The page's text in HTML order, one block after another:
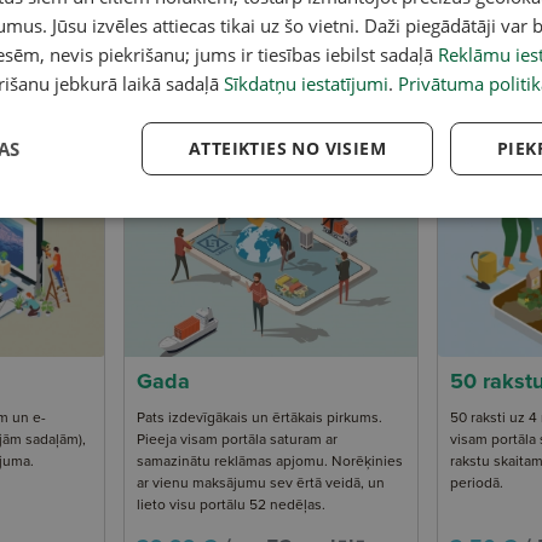
ticam, ka kvalitatīva un
ir būtiska stiprai
un e-
sadaļām),
Gada
Pats izdevīgākais un ērtākais pirkums.
Pieeja visam portāla saturam ar
samazinātu reklāmas apjomu. Norēķinies
ar vienu maksājumu sev ērtā veidā, un
lieto visu portālu 52 nedēļas.
50
50 raksti uz
visam portāla
rakstu
periodā.
Jūsu izvēles attiecas tikai uz šo vietni. Daži piegādātāji var
nevis piekrišanu; jums ir tiesības iebilst sadaļā Reklāmu
jebkurā laikā sadaļāSīkdatņu iestatījumi. Privātuma
ATTEIKTIES NO VISIEM